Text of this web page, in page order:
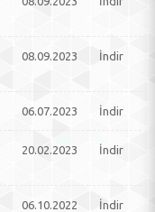
08.09.2023 İndir
06.07.2023 İndir
20.02.2023 İndir
06.10.2022 İndir